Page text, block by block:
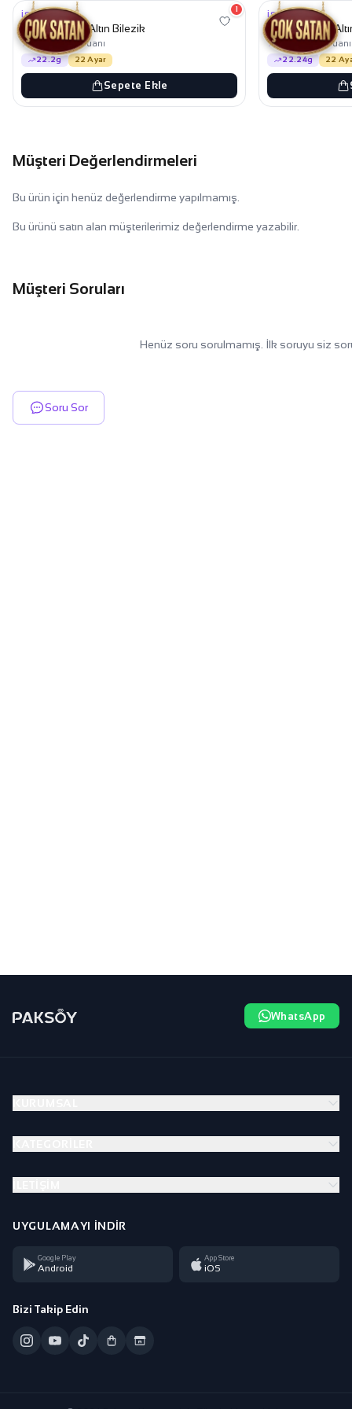
1
İŞÇILIKSIZ
Zikzaklı Ajda Altın Bilezik
★4,7 mağaza puanı
22.2g 22 Ayar
Sepete Ekle
İŞÇILIKSIZ
Zikzaklı Ajda
★4,7 mağaza puanı
22.24g 22
Müşteri Değerlendirmeleri
Bu ürün için henüz değerlendirme yapılmamış.
Bu ürünü satın alan müşterilerimiz değerlendirme yazabilir.
Müşteri Soruları
Henüz soru sorulmamış. İlk soruyu siz
Soru Sor
WhatsApp
UYGULAMAYI İNDIR
Google Play
Android
App Store
iOS
Bizi Takip Edin